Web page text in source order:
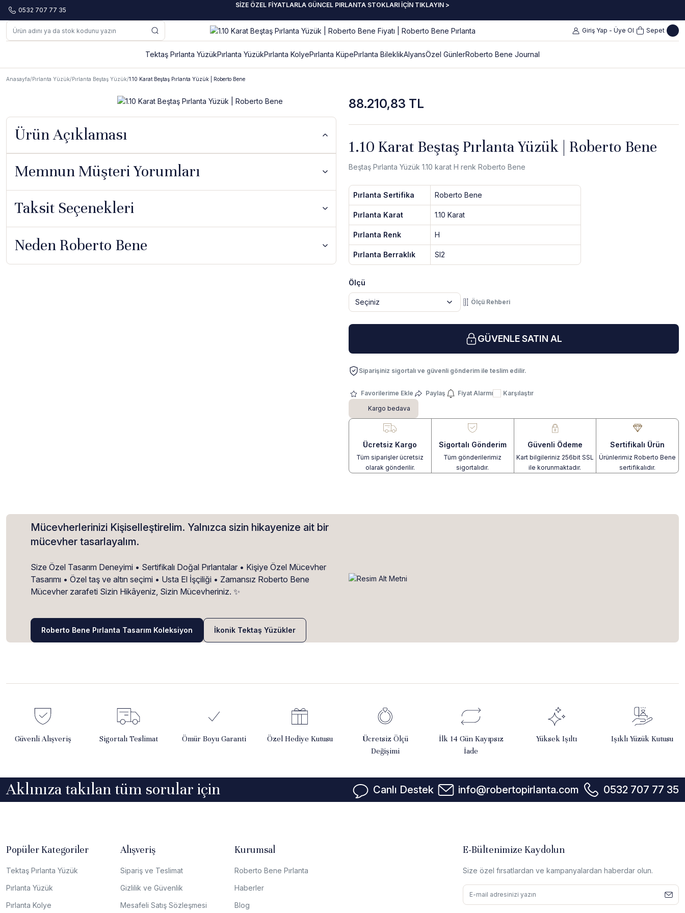
0532 707 77 35
SİZE ÖZEL FİYATLARLA GÜNCEL PIRLANTA STOKLARI İÇİN TIKLAYIN >
Giriş Yap - Üye Ol Sepet
Tektaş Pırlanta YüzükPırlanta YüzükPırlanta KolyePırlanta KüpePırlanta BileklikAlyansÖzel GünlerRoberto Bene Journal
Anasayfa Pırlanta Yüzük Pırlanta Beştaş Yüzük 1.10 Karat Beştaş Pırlanta Yüzük | Roberto Bene
Ürün Açıklaması
Memnun Müşteri Yorumları
Taksit Seçenekleri
Neden Roberto Bene
88.210,83 TL
1.10 Karat Beştaş Pırlanta Yüzük | Roberto Bene
Beştaş Pırlanta Yüzük 1.10 karat H renk Roberto Bene
Pırlanta Sertifika Roberto Bene
Pırlanta Karat 1.10 Karat
Pırlanta Renk H
Pırlanta Berraklık SI2
Ölçü
Ölçü Rehberi
GÜVENLE SATIN AL
Siparişiniz sigortalı ve güvenli gönderim ile teslim edilir.
Paylaş Fiyat Alarmı
Karşılaştır
Kargo bedava
Ücretsiz Kargo
Tüm siparişler ücretsiz
olarak gönderilir.
Sigortalı Gönderim
Tüm gönderilerimiz
sigortalıdır.
Güvenli Ödeme
Kart bilgileriniz 256bit SSL
ile korunmaktadır.
Sertifikalı Ürün
Ürünlerimiz Roberto Bene
sertifikalıdır.
Mücevherlerinizi Kişiselleştirelim. Yalnızca sizin hikayenize ait bir
mücevher tasarlayalım.
Size Özel Tasarım Deneyimi • Sertifikalı Doğal Pırlantalar • Kişiye Özel Mücevher
Tasarımı • Özel taş ve altın seçimi • Usta El İşçiliği • Zamansız Roberto Bene
Mücevher zarafeti Sizin Hikâyeniz, Sizin Mücevheriniz. ✨
Roberto Bene Pırlanta Tasarım Koleksiyon İkonik Tektaş Yüzükler
Güvenli Alışveriş Sigortalı Teslimat Ömür Boyu Garanti Özel Hediye Kutusu
Ücretsiz Ölçü
Değişimi
İlk 14 Gün Kayıpsız
İade
Yüksek Işıltı Işıklı Yüzük Kutusu
Aklınıza takılan tüm sorular için Canlı Destek info@robertopirlanta.com 0532 707 77 35
Popüler Kategoriler
Tektaş Pırlanta Yüzük
Pırlanta Yüzük
Pırlanta Kolye
Alışveriş
Sipariş ve Teslimat
Gizlilik ve Güvenlik
Mesafeli Satış Sözleşmesi
Kurumsal
Roberto Bene Pırlanta
Haberler
Blog
E-Bültenimize Kaydolun
Size özel fırsatlardan ve kampanyalardan haberdar olun.